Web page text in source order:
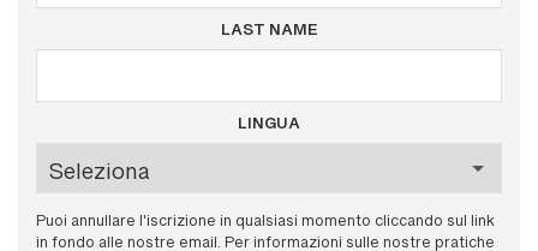
LAST NAME
LINGUA
Puoi annullare l'iscrizione in qualsiasi momento cliccando sul link
in fondo alle nostre email. Per informazioni sulle nostre pratiche